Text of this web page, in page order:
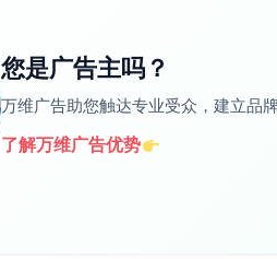
您是广告主吗？
万维广告助您触达专业受众，建立品
了解万维广告优势